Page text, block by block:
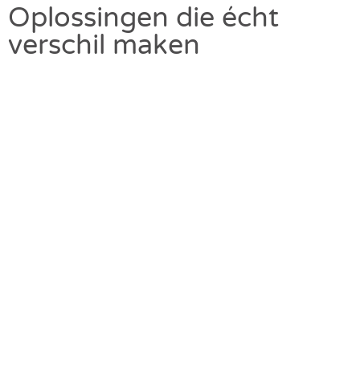
Oplossingen die écht
verschil maken